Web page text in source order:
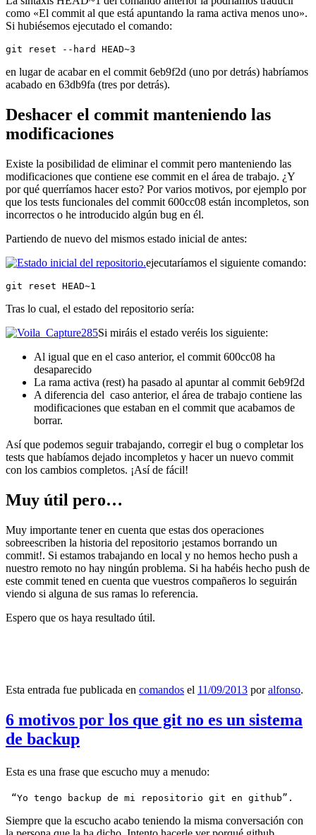
como «El commit al que está apuntando la rama activa menos uno».
Si hubiésemos ejecutado el comando:
git reset --hard HEAD~3
en lugar de acabar en el commit 6eb9f2d (uno por detrás) habríamos
acabado en 63db9fa (tres por detrás).
Deshacer el commit manteniendo las
modificaciones
Existe la posibilidad de eliminar el commit pero manteniendo las
modificaciones que contiene ese commit en el área de trabajo. ¿Y
por qué querríamos hacer esto? Por varios motivos, por ejemplo por
que los tests funcionales del commit 600cc08 están incompletos, son
incorrectos o he introducido algún bug en él.
Partiendo de nuevo del mismos estado inicial de antes:
ejecutaríamos el siguiente comando:
git reset HEAD~1
Tras lo cual, el estado del repositorio sería:
Si miráis el estado veréis los siguiente:
Al igual que en el caso anterior, el commit 600cc08 ha
desaparecido
La rama activa (rest) ha pasado al apuntar al commit 6eb9f2d
A diferencia del caso anterior, el área de trabajo contiene las
modificaciones que estaban en el commit que acabamos de
borrar.
Así que podemos seguir trabajando, corregir el bug o completar los
tests que habíamos dejado incompletos y hacer un nuevo commit
con los cambios completos. ¡Así de fácil!
Muy útil pero…
Muy importante tener en cuenta que estas dos operaciones
sobreescriben la historia del repositorio ¡estamos borrando un
commit!. Si estamos trabajando en local y no hemos hecho push a
nuestro remoto no hay ningún problema. Si ha habéis hecho push de
este commit tened en cuenta que vuestros compañeros lo seguirán
viendo si alguna de sus ramas lo referencia.
Espero que os haya resultado útil.
Esta entrada fue publicada en comandos el 11/09/2013 poralfonso.
6 motivos por los que git no es un sistema
de backup
Esta es una frase que escucho muy a menudo:
“Yo tengo backup de mi repositorio git en github”.
Siempre que la escucho acabo teniendo la misma conversación con